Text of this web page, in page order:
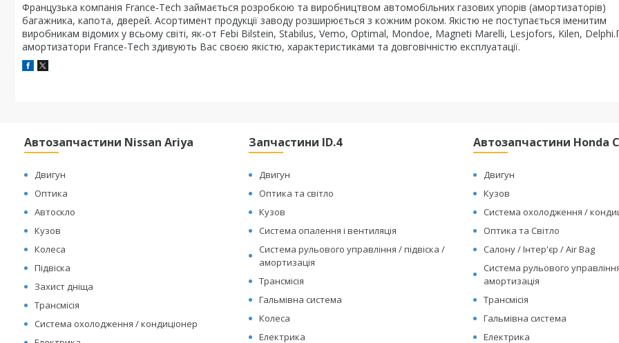
Французька компанія France-Tech займається розробкою та виробництвом автомобільних газових упорів (амортизаторів)
багажника, капота, дверей. Асортимент продукції заводу розширюється з кожним роком. Якістю не поступається іменитим
виробникам відомих у всьому світі, як-от Febi Bilstein, Stabilus, Vemo, Optimal, Mondoe, Magneti Marelli, Lesjofors, Kilen,
амортизатори France-Tech здивують Вас своєю якістю, характеристиками та довговічністю експлуатації.
Автозапчастини Nissan Ariya
Двигун
Оптика
Автоскло
Кузов
Колеса
Підвіска
Захист дніща
Трансмісія
Система охолодження / кондиціонер
Запчастини ID.4
Двигун
Оптика та світло
Кузов
Система опалення і вентиляція
Система рульового управління / підвіска /
амортизація
Трансмісія
Гальмівна система
Колеса
Електрика
Автозапчастини Honda
Двигун
Кузов
Система охолодження /
Оптика та Світло
Салону / Інтер'єр / Air Bag
Система рульового
амортизація
Трансмісія
Гальмівна система
Електрика